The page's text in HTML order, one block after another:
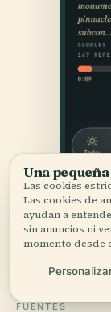
FUENTES
Una
Las cookies
Las cookies de
ayudan a
sin anuncios ni
momento desde